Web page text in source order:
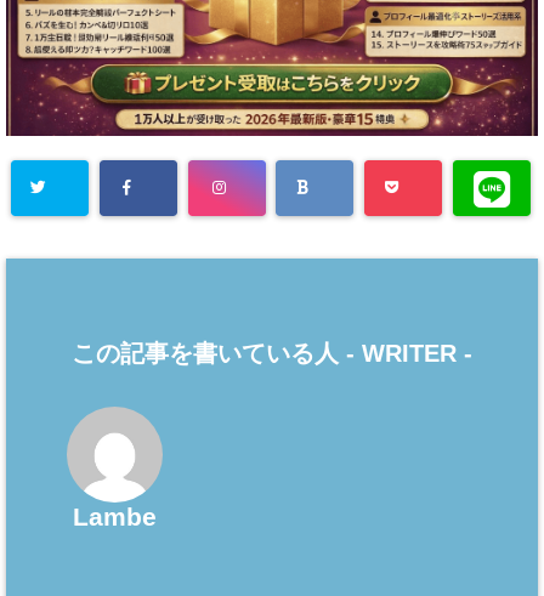
この記事を書いている人 - WRITER -
Lambe